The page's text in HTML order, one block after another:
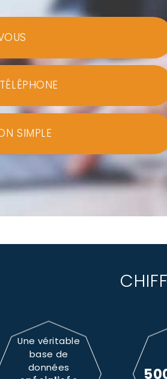
SIMPLE
Une véritable
base de
données